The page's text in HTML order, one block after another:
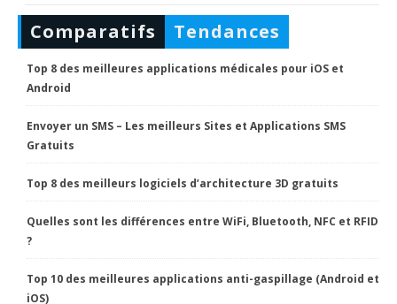
Comparatifs Tendances
Top 8 des meilleures applications médicales pour iOS et
Android
Envoyer un SMS – Les meilleurs Sites et Applications SMS
Gratuits
Top 8 des meilleurs logiciels d’architecture 3D gratuits
Quelles sont les différences entre WiFi, Bluetooth, NFC et RFID
?
Top 10 des meilleures applications anti-gaspillage (Android et
iOS)